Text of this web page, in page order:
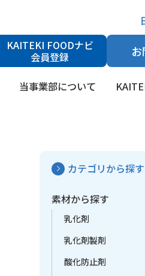
KAITEKI FOODナビ
会員登録
当事業部について
カテゴリから探す
素材から探す
乳化剤
乳化剤製剤
酸化防止剤